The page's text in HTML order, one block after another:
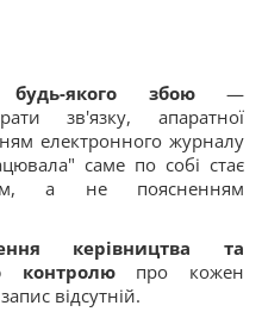
будь-якого збою—
зв'язку, апаратної
електронного журналу
саме по собі стає
а не поясненням
керівництва та
контролюпро кожен
відсутній.